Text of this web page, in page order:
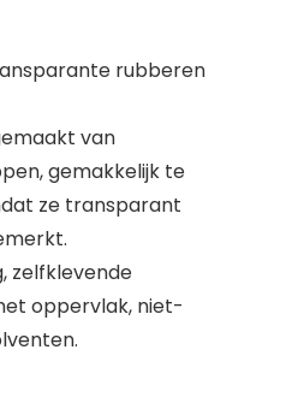
rubberen
van
gemakkelijk te
ze transparant
zelfklevende
oppervlak, niet-